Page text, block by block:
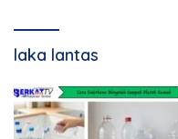
laka lantas